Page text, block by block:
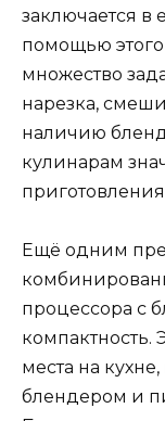
заключается в
помощью
множество
нарезка,
наличию
кулинарам
Ещё одним
процессора с
компактность.
места на
блендером и